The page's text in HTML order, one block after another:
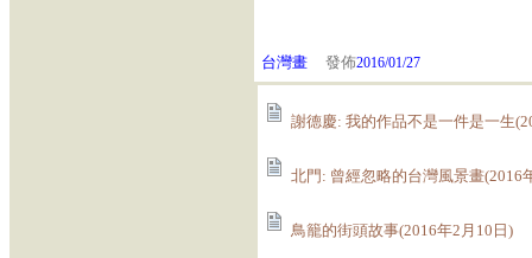
台灣畫 發佈2016/01/27
謝德慶: 我的作品不是一件是一生
北門: 曾經忽略的台灣風景畫(2016
鳥籠的街頭故事(2016年2月10日)